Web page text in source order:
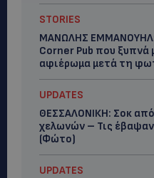
STORIES
ΜΑΝΩΛΗΣ ΕΜΜΑΝΟΥΗΛ:
Corner Pub που ξυπνά
αφιέρωμα μετά τη
UPDATES
ΘΕΣΣΑΛΟΝΙΚΗ: Σοκ
χελωνών – Τις
(Φώτο)
UPDATES